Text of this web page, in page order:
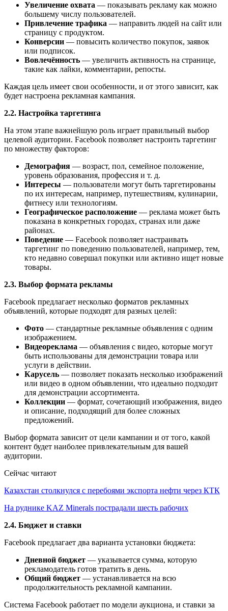
Увеличение охвата — показывать рекламу как можно
большему числу пользователей.
Привлечение трафика — направить людей на сайт или
страницу с продуктом.
Конверсии — повысить количество покупок, заявок
или подписок.
Вовлечённость — увеличить активность на странице,
такие как лайки, комментарии, репосты.
Каждая цель имеет свои особенности, и от этого зависит, как
будет настроена рекламная кампания.
2.2. Настройка таргетинга
На этом этапе важнейшую роль играет правильный выбор
целевой аудитории. Facebook позволяет настроить таргетинг
по множеству факторов:
Демография — возраст, пол, семейное положение,
уровень образования, профессия и т. д.
Интересы — пользователи могут быть таргетированы
по их интересам, например, путешествиям, кулинарии,
фитнесу или технологиям.
Географическое расположение — реклама может быть
показана в конкретных городах, странах или даже
районах.
Поведение — Facebook позволяет настраивать
таргетинг по поведению пользователей, например, тем,
кто недавно совершал покупки или активно ищет новые
товары.
2.3. Выбор формата рекламы
Facebook предлагает несколько форматов рекламных
объявлений, которые подходят для разных целей:
Фото — стандартные рекламные объявления с одним
изображением.
Видеореклама — объявления с видео, которые могут
быть использованы для демонстрации товара или
услуги в действии.
Карусель — позволяет показать несколько изображений
или видео в одном объявлении, что идеально подходит
для демонстрации ассортимента.
Коллекции — формат, сочетающий изображения, видео
и описание, подходящий для более сложных
предложений.
Выбор формата зависит от цели кампании и от того, какой
контент будет наиболее привлекательным для вашей
аудитории.
Сейчас читают
Казахстан столкнулся с перебоями экспорта нефти через КТК
На руднике KAZ Minerals пострадали шесть рабочих
2.4. Бюджет и ставки
Facebook предлагает два варианта установки бюджета:
Дневной бюджет — указывается сумма, которую
рекламодатель готов тратить в день.
Общий бюджет — устанавливается на всю
продолжительность рекламной кампании.
Система Facebook работает по модели аукциона, и ставки за